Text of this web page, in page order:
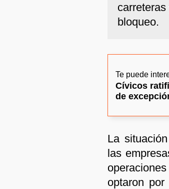
bloqueo.
Te puede
Cívicos
de
La
las
optaron